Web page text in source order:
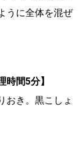
うに全体を混ぜ
時間5分】
おき。黒こしょ